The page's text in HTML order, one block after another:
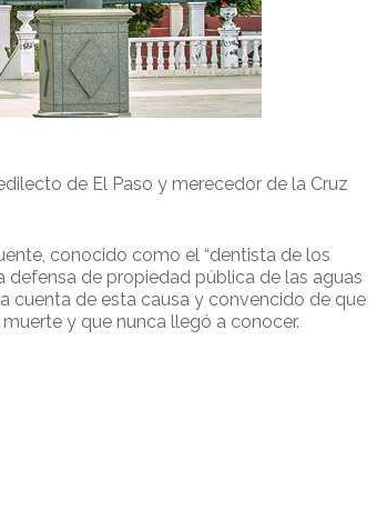
de El Paso y merecedor de la Cruz
conocido como el “dentista de los
defensa de propiedad pública de las aguas
cuenta de esta causa y convencido de que
y que nunca llegó a conocer.